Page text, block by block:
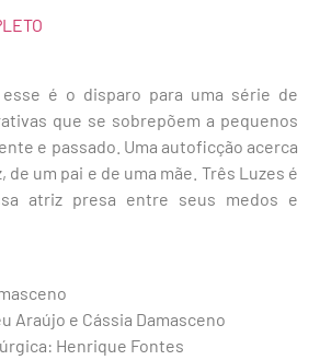
é o disparo para uma série de
que se sobrepõem a pequenos
e passado. Uma autoficção acerca
de um pai e de uma mãe. Três Luzes é
atriz presa entre seus medos e
Araújo e Cássia Damasceno
Henrique Fontes